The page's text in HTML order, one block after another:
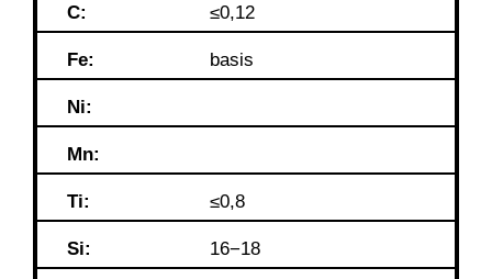
C: ≤0,12
Fe: basis
Ni:
Mn:
Ti: ≤0,8
Si: 16−18